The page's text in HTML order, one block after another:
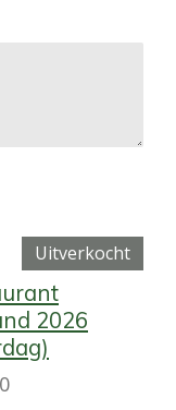
Uitverkocht
2026